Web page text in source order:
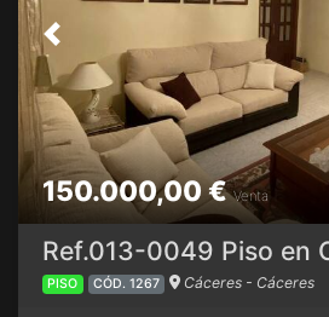
Ref.013-0049 Piso en
PISO CÓD. 1267 Cáceres - Cáceres
Previous
150.000,00 €Venta